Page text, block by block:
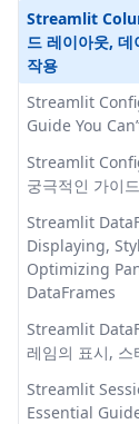
Content
Conch AI: 콘치
텐츠 생성을 개
우미
Achieve Top-
Vision Tasks
ConvNeXt 모델
업에서 탁월한
DB GPT 탐구:
Docker를 사용
드
중 라인 그래프
Matplotlib의
잘려 나가는 문
이드
Navigating
Module
No Attribute
Overcoming
currently using
PyPlot Figure:
Matplotlib's
PyPlot 도표:
팅 라이브러리
가이드
Easy!
Pandas 2.0:
You Must Know
Pandas Add
Dataframe:
Pandas
Simple Cross
Tables in
Pandas
렬하기
팁
하기: 방법 및
How to Fix
Syntax in
Methods
How to
Beginners
How to
Environment:
How to Run
Beginners
How to
Windows,
Virtual
How to
Windows,
Streamlit
드 레이아웃,
작용
Streamlit
Guide You
Streamlit
궁극적인 가이드
Streamlit
Displaying,
Optimizing
DataFrames
Streamlit
레임의 표시,
Streamlit
Essential